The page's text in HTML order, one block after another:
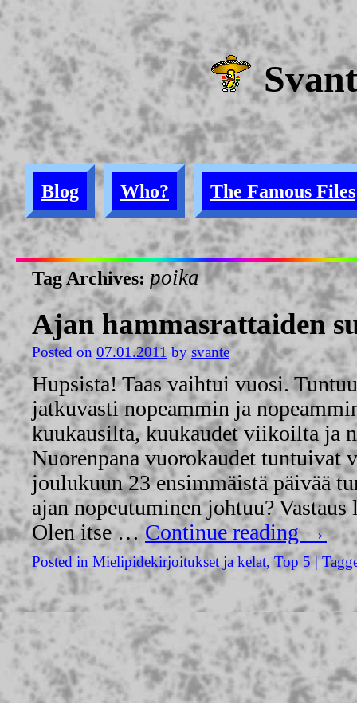
Blog Who? The Famous Files
Tag Archives: poika
Ajan hammasrattaiden
Posted on 07.01.2011 by svante
Hupsista! Taas vaihtui vuosi.
jatkuvasti nopeammin ja
kuukausilta, kuukaudet viikoilta ja
Nuorenpana vuorokaudet tuntuivat
joulukuun 23 ensimmäistä päivää
ajan nopeutuminen johtuu?
Olen itse …Continue reading→
Posted in Mielipidekirjoitukset ja kelat,Top 5 |